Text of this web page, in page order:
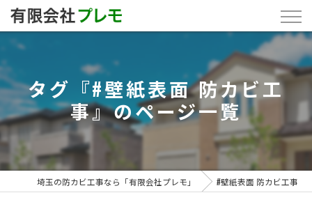
タグ『#壁紙表面 防カビ工
事』のページ一覧
埼玉の防カビ工事なら「有限会社プレモ」 #壁紙表面 防カビ工事